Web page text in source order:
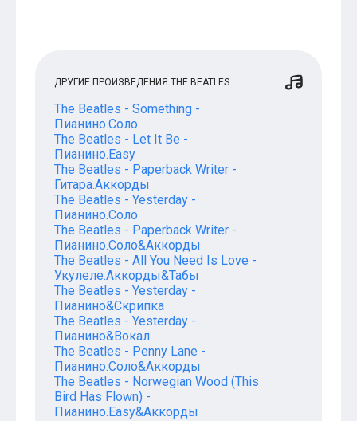
ДРУГИЕ ПРОИЗВЕДЕНИЯ THE BEATLES
The Beatles - Something -
Пианино.Соло
The Beatles - Let It Be -
Пианино.Easy
The Beatles - Paperback Writer -
Гитара.Аккорды
The Beatles - Yesterday -
Пианино.Соло
The Beatles - Paperback Writer -
Пианино.Соло&Аккорды
The Beatles - All You Need Is Love -
Укулеле.Аккорды&Табы
The Beatles - Yesterday -
Пианино&Скрипка
The Beatles - Yesterday -
Пианино&Вокал
The Beatles - Penny Lane -
Пианино.Соло&Аккорды
The Beatles - Norwegian Wood (This
Bird Has Flown) -
Пианино.Easy&Аккорды